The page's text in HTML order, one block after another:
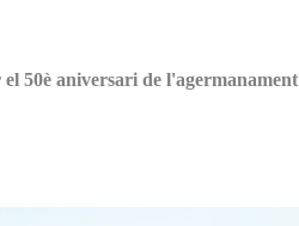
50è aniversari de l'agermanament